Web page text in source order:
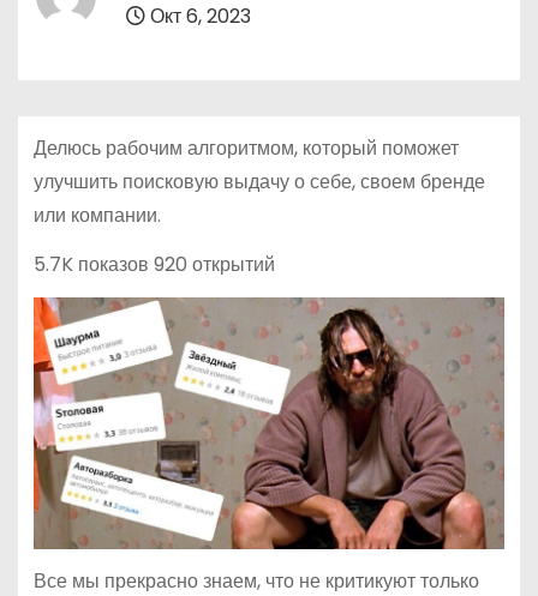
Окт 6, 2023
Делюсь рабочим алгоритмом, который поможет
улучшить поисковую выдачу о себе, своем бренде
или компании.
5.7K показов 920 открытий
Все мы прекрасно знаем, что не критикуют только